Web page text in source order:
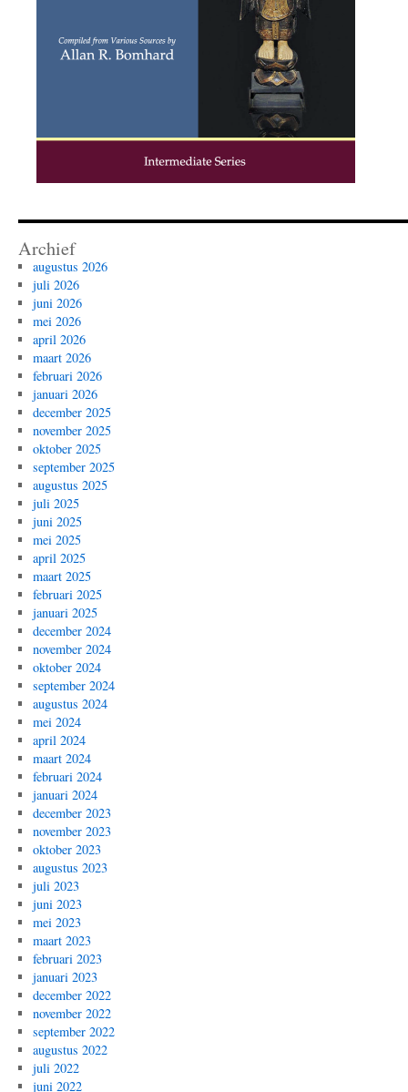
Archief
augustus 2026
juli 2026
juni 2026
mei 2026
april 2026
maart 2026
februari 2026
januari 2026
december 2025
november 2025
oktober 2025
september 2025
augustus 2025
juli 2025
juni 2025
mei 2025
april 2025
maart 2025
februari 2025
januari 2025
december 2024
november 2024
oktober 2024
september 2024
augustus 2024
mei 2024
april 2024
maart 2024
februari 2024
januari 2024
december 2023
november 2023
oktober 2023
augustus 2023
juli 2023
juni 2023
mei 2023
maart 2023
februari 2023
januari 2023
december 2022
november 2022
september 2022
augustus 2022
juli 2022
juni 2022